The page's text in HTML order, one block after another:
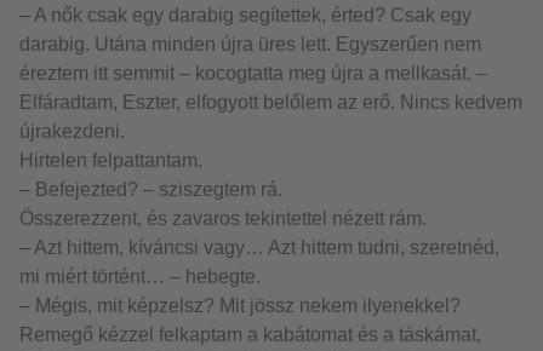
– A nők csak egy darabig segítettek, érted? Csak egy
darabig. Utána minden újra üres lett. Egyszerűen nem
éreztem itt semmit – kocogtatta meg újra a mellkasát. –
Elfáradtam, Eszter, elfogyott belőlem az erő. Nincs kedvem
újrakezdeni.
Hirtelen felpattantam.
– Befejezted? – sziszegtem rá.
Összerezzent, és zavaros tekintettel nézett rám.
– Azt hittem, kíváncsi vagy… Azt hittem tudni, szeretnéd,
mi miért történt… – hebegte.
– Mégis, mit képzelsz? Mit jössz nekem ilyenekkel?
Remegő kézzel felkaptam a kabátomat és a táskámat,